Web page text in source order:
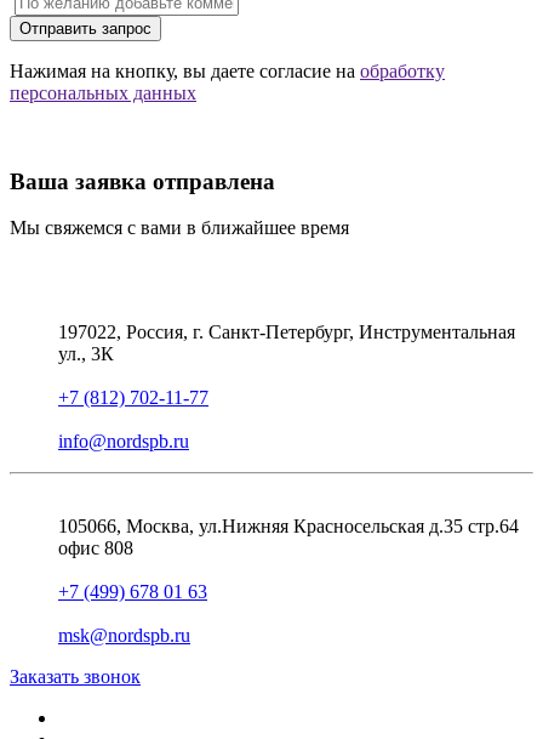
Отправить запрос
Нажимая на кнопку, вы даете согласие на обработку
персональных данных
Ваша заявка отправлена
Мы свяжемся с вами в ближайшее время
197022, Россия, г. Санкт-Петербург, Инструментальная
ул., 3К
+7 (812) 702-11-77
info@nordspb.ru
105066, Москва, ул.Нижняя Красносельская д.35 стр.64
офис 808
+7 (499) 678 01 63
msk@nordspb.ru
Заказать звонок